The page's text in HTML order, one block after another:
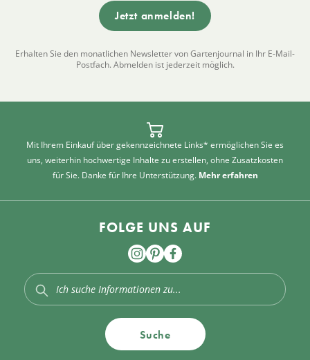
Erhalten Sie den monatlichen Newsletter von Gartenjournal in Ihr E-Mail-
Postfach. Abmelden ist jederzeit möglich.
Mit Ihrem Einkauf über gekennzeichnete Links* ermöglichen Sie es
uns, weiterhin hochwertige Inhalte zu erstellen, ohne Zusatzkosten
für Sie. Danke für Ihre Unterstützung. Mehr erfahren
FOLGE UNS AUF
Suche